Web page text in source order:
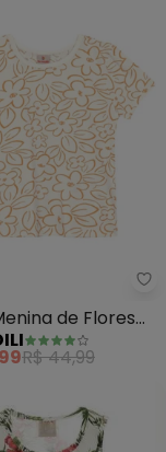
de Flores
Malha (Natural)
R$ 44,99